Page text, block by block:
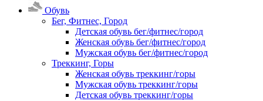
Обувь
Бег, Фитнес, Город
Детская обувь бег/фитнес/город
Женская обувь бег/фитнес/город
Мужская обувь бег/фитнес/город
Треккинг, Горы
Женская обувь треккинг/горы
Мужская обувь треккинг/горы
Детская обувь треккинг/горы